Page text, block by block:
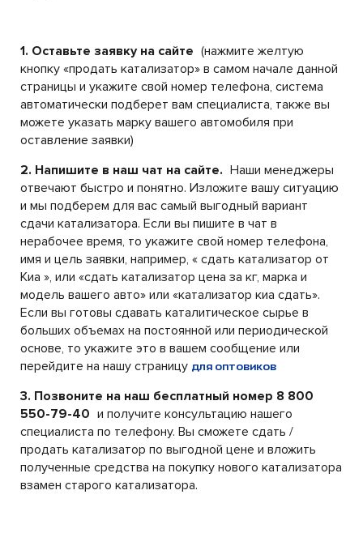
1. Оставьте заявку на сайте (нажмите желтую
кнопку «продать катализатор» в самом начале данной
страницы и укажите свой номер телефона, система
автоматически подберет вам специалиста, также вы
можете указать марку вашего автомобиля при
оставление заявки)
2. Напишите в наш чат на сайте. Наши менеджеры
отвечают быстро и понятно. Изложите вашу ситуацию
и мы подберем для вас самый выгодный вариант
сдачи катализатора. Если вы пишите в чат в
нерабочее время, то укажите свой номер телефона,
имя и цель заявки, например, « сдать катализатор от
Киа », или «сдать катализатор цена за кг, марка и
модель вашего авто» или «катализатор киа сдать».
Если вы готовы сдавать каталитическое сырье в
больших объемах на постоянной или периодической
основе, то укажите это в вашем сообщение или
перейдите на нашу страницу для оптовиков
3. Позвоните на наш бесплатный номер 8 800
550-79-40 и получите консультацию нашего
специалиста по телефону. Вы сможете сдать /
продать катализатор по выгодной цене и вложить
полученные средства на покупку нового катализатора
взамен старого катализатора.